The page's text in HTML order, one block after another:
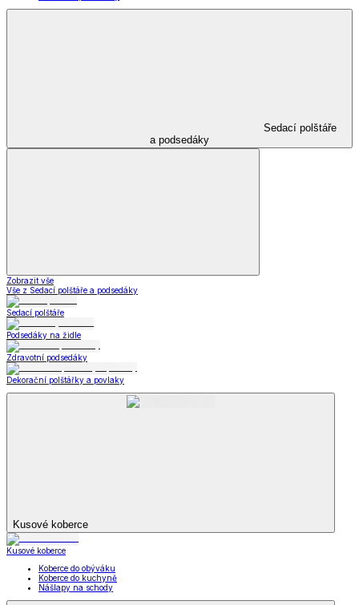
Sedací polštáře
a podsedáky
Zobrazit vše
Vše z Sedací polštáře a podsedáky
Sedací polštáře
Podsedáky na židle
Zdravotní podsedáky
Dekorační polštářky a povlaky
Kusové koberce
Kusové koberce
Koberce do obýváku
Koberce do kuchyně
Nášlapy na schody